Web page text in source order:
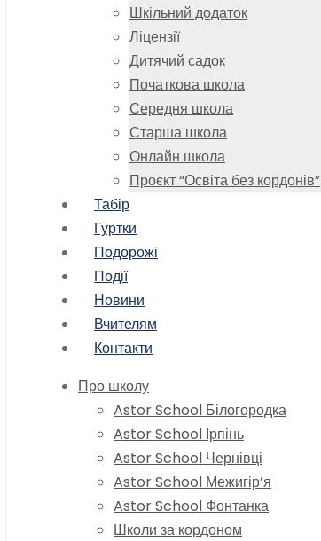
Шкільний додаток
Ліцензії
Дитячий садок
Початкова школа
Середня школа
Старша школа
Онлайн школа
Проєкт “Освіта без кордонів”
Табір
Гуртки
Подорожі
Події
Новини
Вчителям
Контакти
Про школу
Astor School Білогородка
Astor School Ірпінь
Astor School Чернівці
Astor School Межигір’я
Astor School Фонтанка
Школи за кордоном